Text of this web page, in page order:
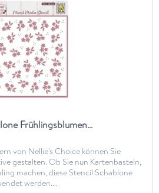
Frühlingsblumen...
von Nellie's Choice können Sie
gestalten. Ob Sie nun Kartenbasteln,
machen, diese Stencil Schablone
werden....